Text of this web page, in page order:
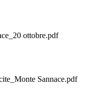
ottobre.pdf
Sannace.pdf